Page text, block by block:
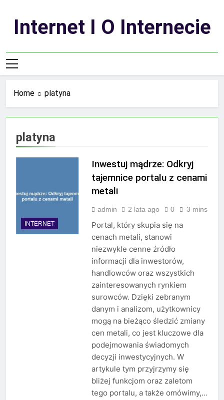
contentInternet I O Internecie
Home platyna
platyna
INTERNET
Inwestuj mądrze: Odkryj
tajemnice portalu z cenami
metali
admin 2 lata ago 0 3 mins
Portal, który skupia się na
cenach metali, stanowi
niezwykle cenne źródło
informacji dla inwestorów,
handlowców oraz wszystkich
zainteresowanych rynkiem
surowców. Dzięki zebranym
danym i analizom, użytkownicy
mogą na bieżąco śledzić zmiany
cen metali, co jest kluczowe dla
podejmowania świadomych
decyzji inwestycyjnych. W
artykule tym przyjrzymy się
bliżej funkcjom oraz zaletom
tego portalu, a także omówimy,…